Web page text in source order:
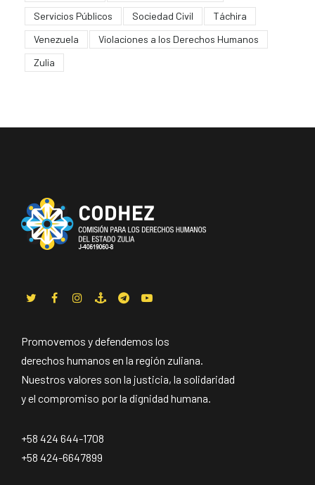
Servicios Públicos
Sociedad Civil
Táchira
Venezuela
Violaciones a los Derechos Humanos
Zulia
Promovemos y defendemos los
derechos humanos en la región zuliana.
Nuestros valores son la justicia, la solidaridad
y el compromiso por la dignidad humana.
+58 424 644-1708
+58 424-6647899